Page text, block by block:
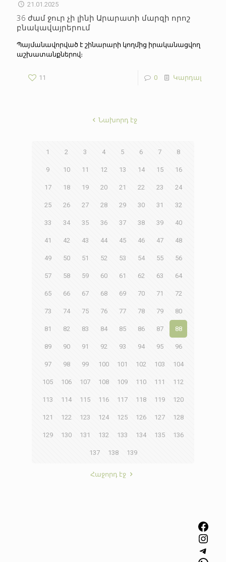
21.01.2025
36 ժամ ջուր չի լինի Արարատի մարզի որոշ
բնակավայրերում
Պայմանավորված է շինարարի կողմից իրականացվող
աշխատանքներով։
11 0 Կարդալ
Նախորդ էջ
1 2 3 4 5 6 7 8
9 10 11 12 13 14 15 16
17 18 19 20 21 22 23 24
25 26 27 28 29 30 31 32
33 34 35 36 37 38 39 40
41 42 43 44 45 46 47 48
49 50 51 52 53 54 55 56
57 58 59 60 61 62 63 64
65 66 67 68 69 70 71 72
73 74 75 76 77 78 79 80
81 82 83 84 85 86 87 88
89 90 91 92 93 94 95 96
97 98 99 100 101 102 103 104
105 106 107 108 109 110 111 112
113 114 115 116 117 118 119 120
121 122 123 124 125 126 127 128
129 130 131 132 133 134 135 136
137 138 139
Հաջորդ էջ
Facebook
Instagram
Telegram